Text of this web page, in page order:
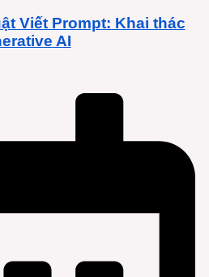
Viết Prompt: Khai thác
AI